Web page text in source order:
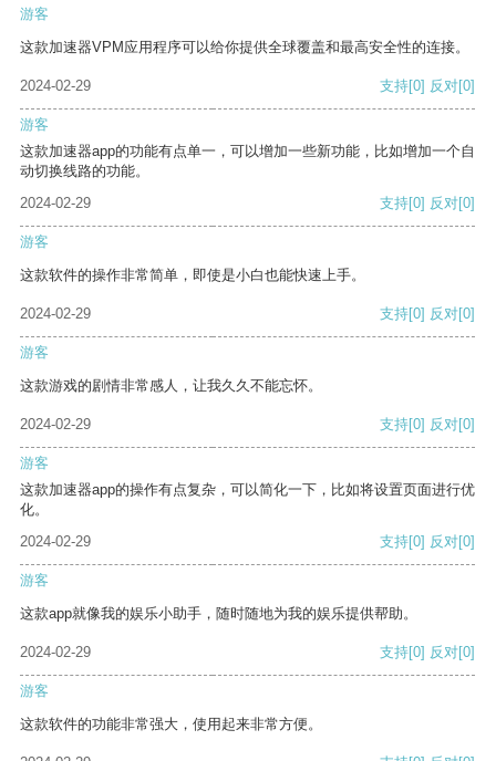
游客
这款加速器VPM应用程序可以给你提供全球覆盖和最高安全性的连接。
2024-02-29 支持[0] 反对[0]
游客
这款加速器app的功能有点单一，可以增加一些新功能，比如增加一个自
动切换线路的功能。
2024-02-29
支持[0] 反对[0]
游客
这款软件的操作非常简单，即使是小白也能快速上手。
2024-02-29 支持[0] 反对[0]
游客
这款游戏的剧情非常感人，让我久久不能忘怀。
2024-02-29 支持[0] 反对[0]
游客
这款加速器app的操作有点复杂，可以简化一下，比如将设置页面进行优
化。
2024-02-29
支持[0] 反对[0]
游客
这款app就像我的娱乐小助手，随时随地为我的娱乐提供帮助。
2024-02-29 支持[0] 反对[0]
游客
这款软件的功能非常强大，使用起来非常方便。